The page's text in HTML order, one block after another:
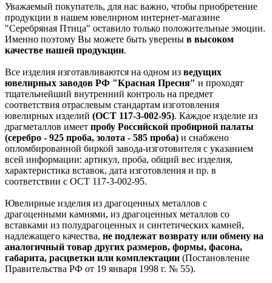
Уважаемый покупатель, для нас важно, чтобы приобретение
продукции в нашем ювелирном интернет-магазине
"Серебряная Птица" оставило только положительные эмоции.
Именно поэтому Вы можете быть уверены в высоком
качестве нашей продукции.
Все изделия изготавливаются на одном из ведущих
ювелирных заводов РФ "Красная Пресня" и проходят
тщательнейший внутренний контроль на предмет
соответствия отраслевым стандартам изготовления
ювелирных изделий (ОСТ 117-3-002-95). Каждое изделие из
драгметаллов имеет пробу Российской пробирной палаты
(серебро - 925 проба, золота - 585 проба) и снабжено
опломбированной биркой завода-изготовителя с указанием
всей информации: артикул, проба, общий вес изделия,
характеристика вставок, дата изготовления и пр. в
соответствии с ОСТ 117-3-002-95.
Ювелирные изделия из драгоценных металлов с
драгоценными камнями, из драгоценных металлов со
вставками из полудрагоценных и синтетических камней,
надлежащего качества, не подлежат возврату или обмену на
аналогичный товар других размеров, формы, фасона,
габарита, расцветки или комплектации (Постановление
Правительства РФ от 19 января 1998 г. № 55).